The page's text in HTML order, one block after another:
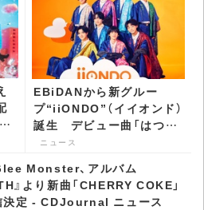
EBiDANから新グルー
プ“iiONDO”（イイオンド）
誕生 デビュー曲「はつ恋
ONDO」配信リリース決定
ニュース
Monster、アルバム
』より新曲「CHERRY COKE」
決定 - CDJournal ニュース